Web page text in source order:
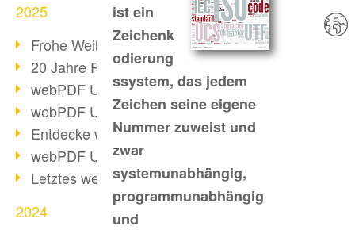
2025
Frohe Weihnachten & Auszeit
20 Jahre PDF/A
webPDF Update 10.0.3
webPDF Update 10.0.2
Entdecke webPDF 10
webPDF Update 9.0.0.3655
Letztes webPDF 8 Update
2024
ist ein
Zeichenk
odierung
ssystem, das jedem
Zeichen seine eigene
Nummer zuweist und
zwar
systemunabhängig,
programmunabhängig
und